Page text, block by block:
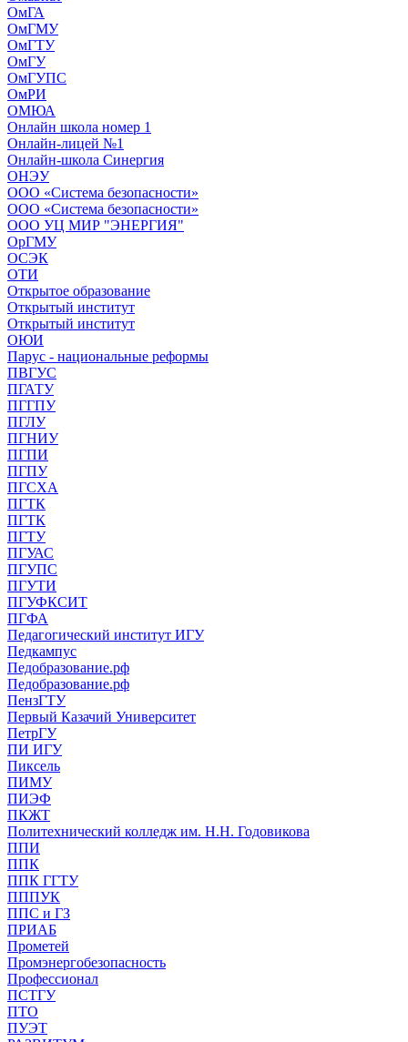
ОмГА
ОмГМУ
ОмГТУ
ОмГУ
ОмГУПС
ОмРИ
ОМЮА
Онлайн школа номер 1
Онлайн-лицей №1
Онлайн-школа Синергия
ОНЭУ
ООО «Система безопасности»
ООО «Система безопасности»
ООО УЦ МИР "ЭНЕРГИЯ"
ОрГМУ
ОСЭК
ОТИ
Открытое образование
Открытый институт
Открытый институт
ОЮИ
Парус - национальные реформы
ПВГУС
ПГАТУ
ПГГПУ
ПГЛУ
ПГНИУ
ПГПИ
ПГПУ
ПГСХА
ПГТК
ПГТК
ПГТУ
ПГУАС
ПГУПС
ПГУТИ
ПГУФКСИТ
ПГФА
Педагогический институт ИГУ
Педкампус
Педобразование.рф
Педобразование.рф
ПензГТУ
Первый Казачий Университет
ПетрГУ
ПИ ИГУ
Пиксель
ПИМУ
ПИЭФ
ПКЖТ
Политехнический колледж им. Н.Н. Годовикова
ППИ
ППК
ППК ГГТУ
ПППУК
ППС и ГЗ
ПРИАБ
Прометей
Промэнергобезопасность
Профессионал
ПСТГУ
ПТО
ПУЭТ